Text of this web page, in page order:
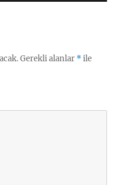
Gerekli alanlar *ile